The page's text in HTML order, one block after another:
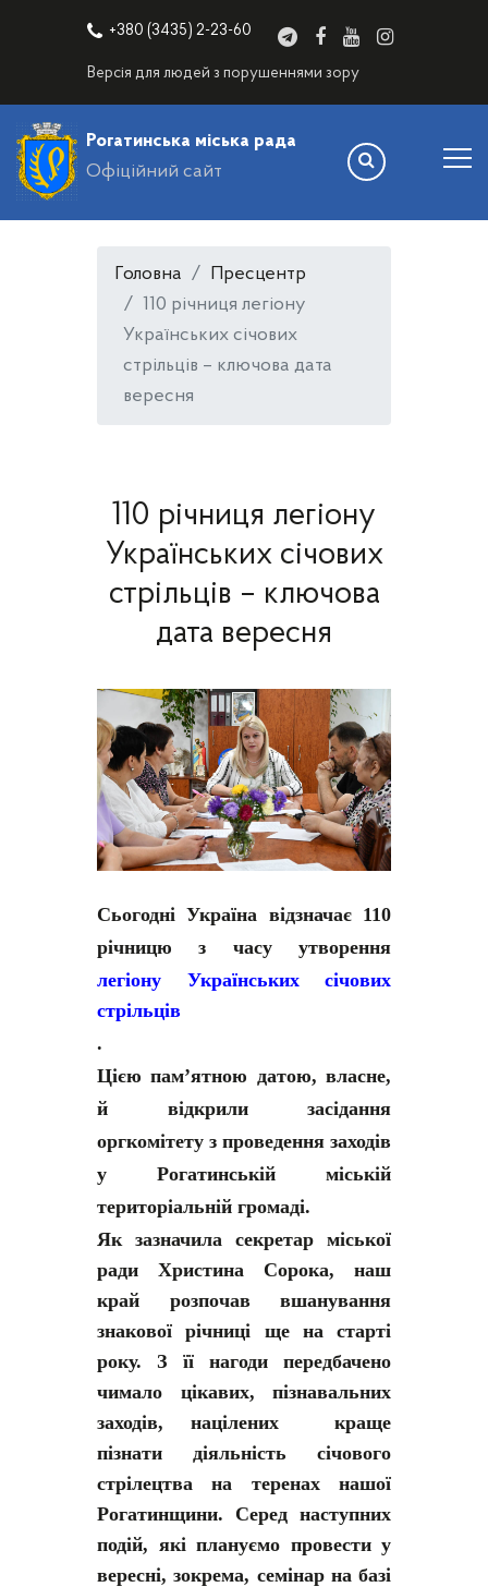
+380 (3435) 2-23-60
Версія для людей з порушеннями зору
Рогатинська міська рада
Офіційний сайт
Головна
Пресцентр
110 річниця легіону
Українських січових
стрільців – ключова дата
вересня
110 річниця легіону
Українських січових
стрільців – ключова
дата вересня
Сьогодні Україна відзначає 110
річницю з часу утворення
легіону Українських січових
стрільців
.
Цією пам’ятною датою, власне,
й відкрили засідання
оргкомітету з проведення заходів
у Рогатинській міській
територіальній громаді.
Як зазначила секретар міської
ради Христина Сорока, наш
край розпочав вшанування
знакової річниці ще на старті
року. З її нагоди передбачено
чимало цікавих, пізнавальних
заходів, націлених краще
пізнати діяльність січового
стрілецтва на теренах нашої
Рогатинщини. Серед наступних
подій, які плануємо провести у
вересні, зокрема, семінар на базі